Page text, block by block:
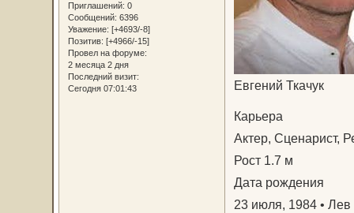
Приглашений: 0
Сообщений: 6396
Уважение: [+4693/-8]
Позитив: [+4966/-15]
Провел на форуме:
2 месяца 2 дня
Последний визит:
Сегодня 07:01:43
Евгений Ткачук
Карьера
Актер, Сценарист,
Рост 1.7 м
Дата рождения
23 июля, 1984 • Лев